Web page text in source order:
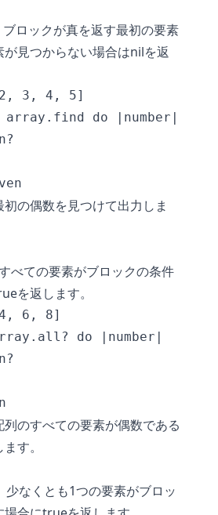
ロックが真を返す最初の要素
が見つからない場合はnilを返
3, 4, 5]
do |number|
の偶数を見つけて出力しま
べての要素がブロックの条件
を返します。
6, 8]
do |number|
のすべての要素が偶数である
す。
少なくとも1つの要素がブロッ